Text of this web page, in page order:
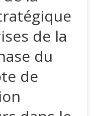
de la
du
de